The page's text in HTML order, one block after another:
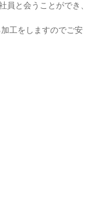
員と会うことができ、
工をしますのでご安